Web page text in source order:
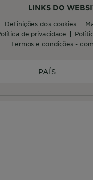
PAÍS
LINKS DO
definições dos cookies
política de privacidade
termos e condições -